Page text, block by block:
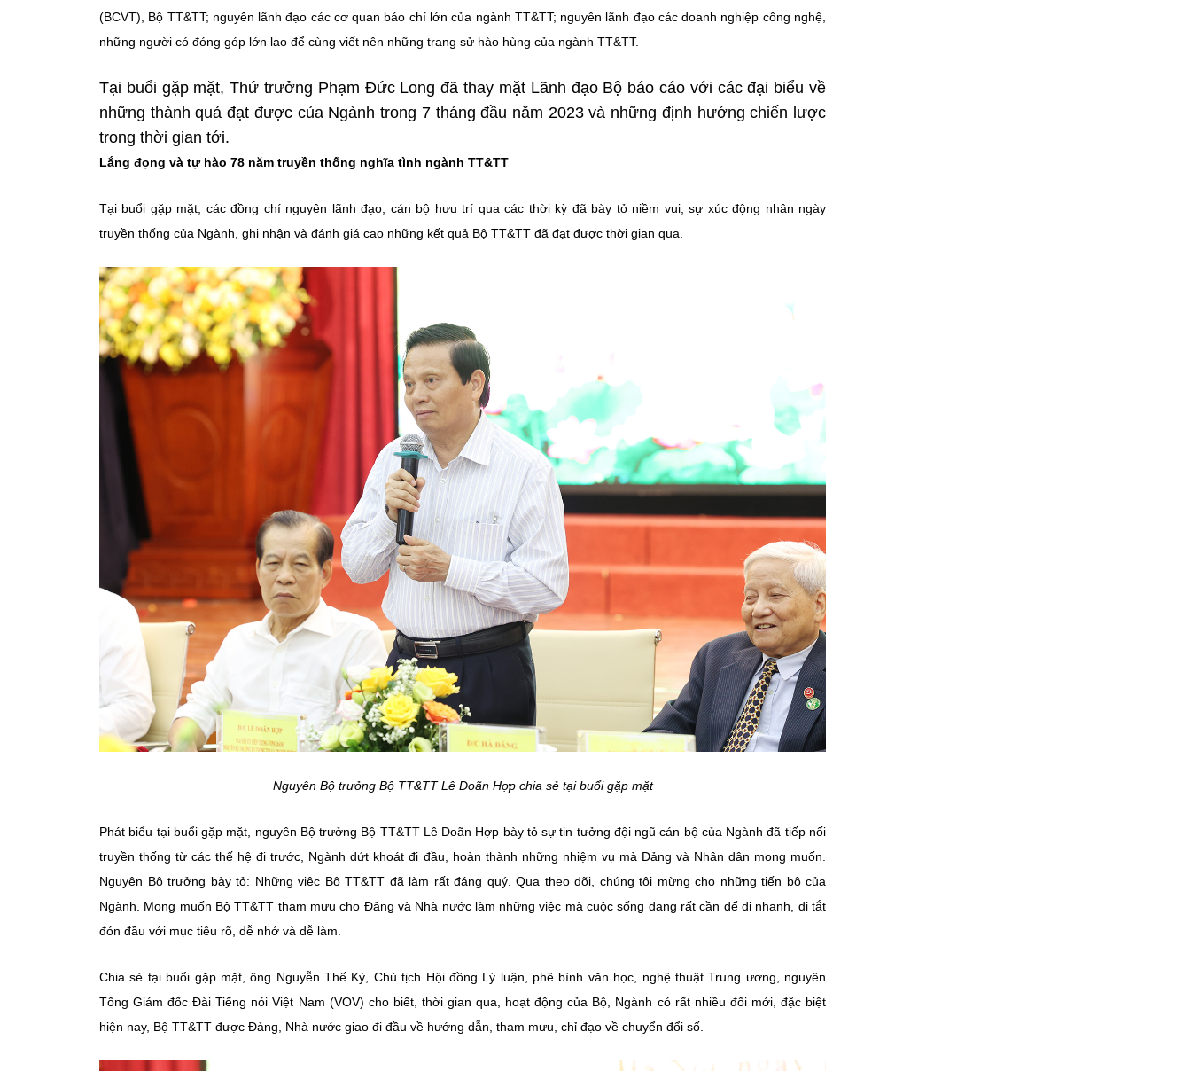
(BCVT), Bộ TT&TT; nguyên lãnh đạo các cơ quan báo chí lớn của ngành TT&TT; nguyên lãnh đạo các doanh nghiệp công nghệ,
những người có đóng góp lớn lao để cùng viết nên những trang sử hào hùng của ngành TT&TT.
Tại buổi gặp mặt, Thứ trưởng Phạm Đức Long đã thay mặt Lãnh đạo Bộ báo cáo với các đại biểu về
những thành quả đạt được của Ngành trong 7 tháng đầu năm 2023 và những định hướng chiến lược
trong thời gian tới.
Lắng đọng và tự hào 78 năm truyền thống nghĩa tình ngành TT&TT
Tại buổi gặp mặt, các đồng chí nguyên lãnh đạo, cán bộ hưu trí qua các thời kỳ đã bày tỏ niềm vui, sự xúc động nhân ngày
truyền thống của Ngành, ghi nhận và đánh giá cao những kết quả Bộ TT&TT đã đạt được thời gian qua.
Nguyên Bộ trưởng Bộ TT&TT Lê Doãn Hợp chia sẻ tại buổi gặp mặt
Phát biểu tại buổi gặp mặt, nguyên Bộ trưởng Bộ TT&TT Lê Doãn Hợp bày tỏ sự tin tưởng đội ngũ cán bộ của Ngành đã tiếp nối
truyền thống từ các thế hệ đi trước, Ngành dứt khoát đi đầu, hoàn thành những nhiệm vụ mà Đảng và Nhân dân mong muốn.
Nguyên Bộ trưởng bày tỏ: Những việc Bộ TT&TT đã làm rất đáng quý. Qua theo dõi, chúng tôi mừng cho những tiến bộ của
Ngành. Mong muốn Bộ TT&TT tham mưu cho Đảng và Nhà nước làm những việc mà cuộc sống đang rất cần để đi nhanh, đi tắt
đón đầu với mục tiêu rõ, dễ nhớ và dễ làm.
Chia sẻ tại buổi gặp mặt, ông Nguyễn Thế Kỷ, Chủ tịch Hội đồng Lý luận, phê bình văn học, nghệ thuật Trung ương, nguyên
Tổng Giám đốc Đài Tiếng nói Việt Nam (VOV) cho biết, thời gian qua, hoạt động của Bộ, Ngành có rất nhiều đổi mới, đặc biệt
hiện nay, Bộ TT&TT được Đảng, Nhà nước giao đi đầu về hướng dẫn, tham mưu, chỉ đạo về chuyển đổi số.